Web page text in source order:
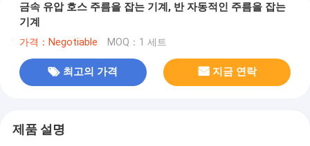
금속 유압 호스 주름을 잡는 기계, 반 자동적인 주름을 잡는
기계
가격：Negotiable MOQ：1 세트
최고의 가격 지금 연락
제품 설명